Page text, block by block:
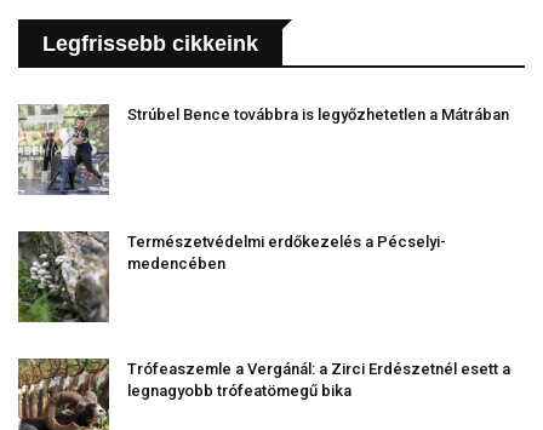
Legfrissebb cikkeink
Strúbel Bence továbbra is legyőzhetetlen a Mátrában
Természetvédelmi erdőkezelés a Pécselyi-
medencében
Trófeaszemle a Vergánál: a Zirci Erdészetnél esett a
legnagyobb trófeatömegű bika